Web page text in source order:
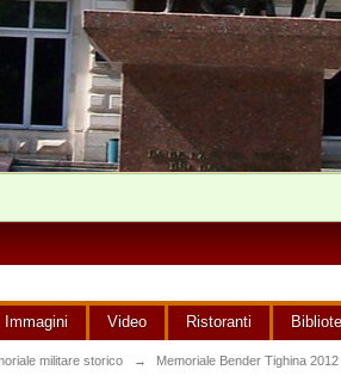
Immagini Video Ristoranti
militare storico → Memoriale Bender Tighina